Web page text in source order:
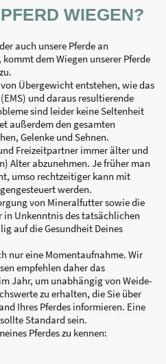
WIEGEN?
auch unsere Pferde an
dem Wiegen unserer Pferde
Übergewicht entstehen, wie das
und daraus resultierende
sind leider keine Seltenheit
außerdem den gesamten
Gelenke und Sehnen.
Freizeitpartner immer älter und
Alter abzunehmen. Je früher man
umso rechtzeitiger kann mit
werden.
von Mineralfutter sowie die
in Unkenntnis des tatsächlichen
auf die Gesundheit Deines
nur eine Momentaufnahme. Wir
empfehlen daher das
Jahr, um unabhängig von Weide-
zu erhalten, die Sie über
Ihres Pferdes informieren. Eine
Standard sein.
Pferdes zu kennen: